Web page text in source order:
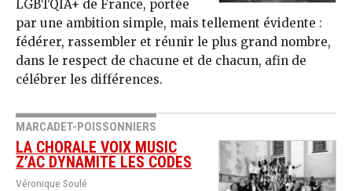
LGBTQIA+ de France, portée
par une ambition simple, mais tellement évidente :
fédérer, rassembler et réunir le plus grand nombre,
dans le respect de chacune et de chacun, afin de
célébrer les différences.
MARCADET-POISSONNIERS
LA CHORALE VOIX MUSIC
Z’AC DYNAMITE LES CODES
Véronique Soulé